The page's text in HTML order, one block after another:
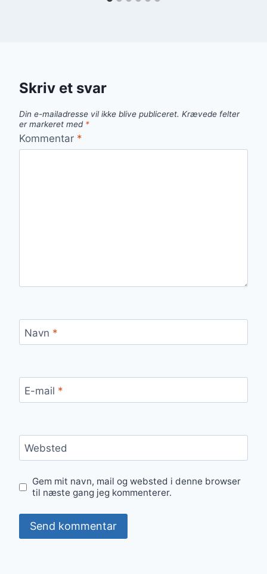
Skriv et svar
Din e-mailadresse vil ikke blive publiceret. Krævede felter
er markeret med *
Kommentar *
Navn *
E-mail *
Websted
Gem mit navn, mail og websted i denne browser
til næste gang jeg kommenterer.